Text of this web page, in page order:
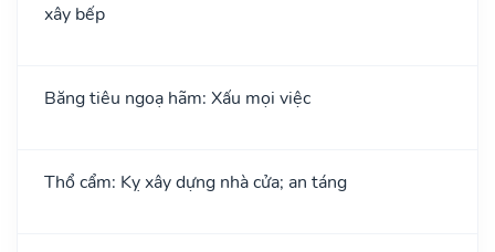
xây bếp
Băng tiêu ngoạ hãm: Xấu mọi việc
Thổ cẩm: Kỵ xây dựng nhà cửa; an táng